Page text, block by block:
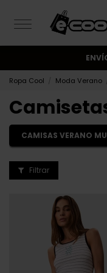
¡Suscríbete
Ropa Cool Moda Verano
CAMISAS VERANO
Filtrar